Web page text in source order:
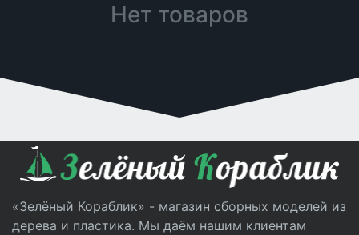
Нет товаров
«Зелёный Кораблик» - магазин сборных моделей из
дерева и пластика. Мы даём нашим клиентам